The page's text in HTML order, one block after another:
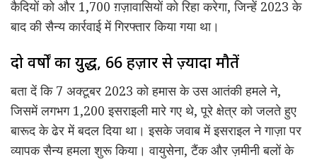
कैदियों को और 1,700 ग़ज़ावासियों को रिहा करेगा, जिन्हें 2023 के
बाद की सैन्य कार्रवाई में गिरफ्तार किया गया था।
दो वर्षों का युद्ध, 66 हज़ार से ज़्यादा मौतें
बता दें कि 7 अक्टूबर 2023 को हमास के उस आतंकी हमले ने,
जिसमें लगभग 1,200 इसराइली मारे गए थे, पूरे क्षेत्र को जलते हुए
बारूद के ढेर में बदल दिया था। इसके जवाब में इसराइल ने गाज़ा पर
व्यापक सैन्य हमला शुरू किया। वायुसेना, टैंक और ज़मीनी बलों के